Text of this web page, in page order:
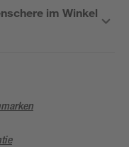
im Winkel